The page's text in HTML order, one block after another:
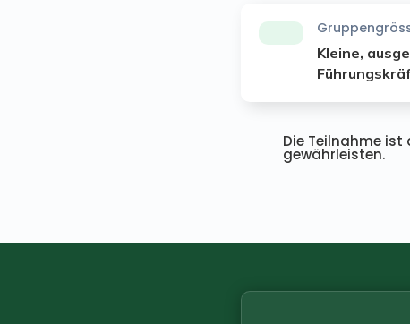
Kleine,
Die Teilnahme
gewährleisten.